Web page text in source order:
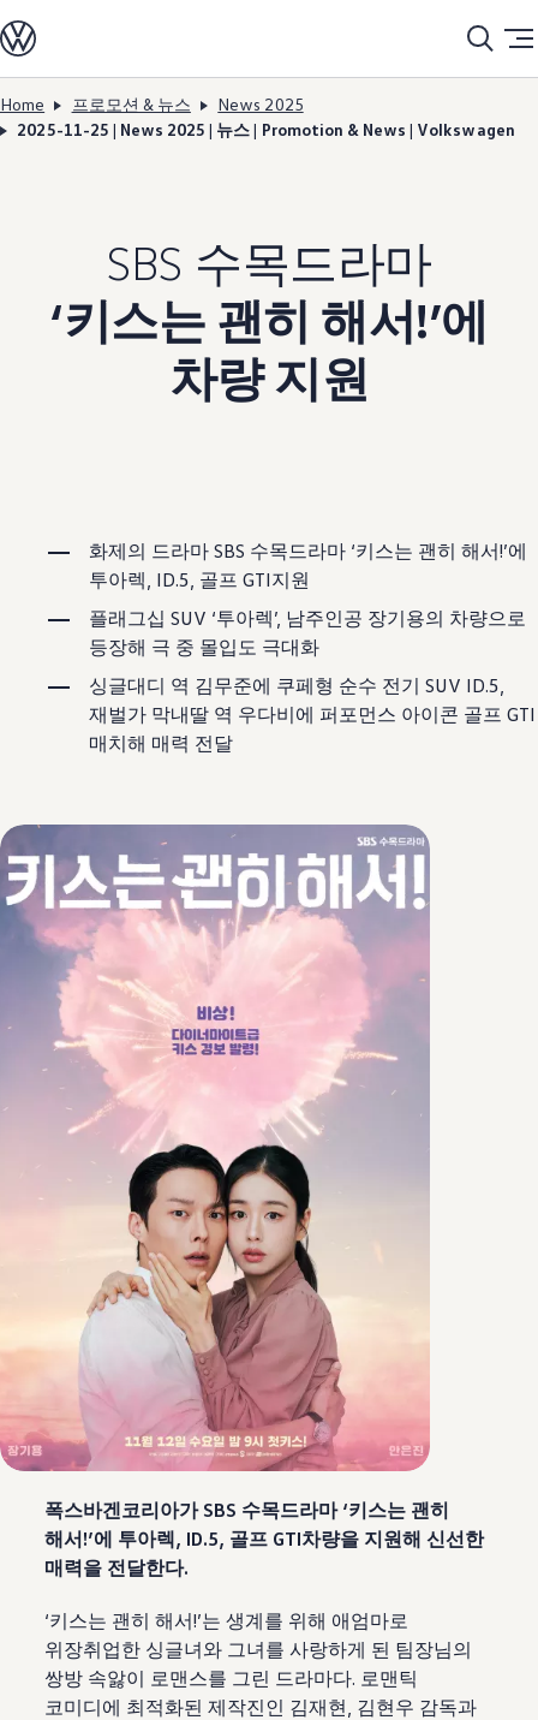
Skip to
main
Skip
to
ID. 모델
충전
ID. Technology & 배터리
폭스바겐의 전기차 전용 플랫폼 (MEB)
ID. Sound
지속 가능성
ID. 라이프 사이클 진단
재활용 공정
테크놀로지
운전자 보조 시스템
안전 및 편의 사양
보증 연장 프로그램
모빌리티 개런티
사고차량 지원 프로그램
자기부담금 지원 프로그램
폭스바겐 순정 부품
내 차 서비스
ID 서비스
내비게이션 업데이트
장거리 운행
이전 모델
도움이 필요하신가요?
고객 지원 센터
사고 고장 가이드
FAQ
프로모션 & 뉴스
뉴스
이달의 프로모션
폭스바겐 인증 중고차
FAQ
Home 프로모션 & 뉴스
News 2025
2025-11-25 | News 2025 | 뉴스 | Promotion & News | Volkswagen
SBS 수목드라마
‘키스는 괜히 해서!’에
차량 지원
화제의 드라마 SBS 수목드라마 ‘키스는 괜히 해서!’에
투아렉, ID.5, 골프 GTI지원
플래그십 SUV ‘투아렉’, 남주인공 장기용의 차량으로
등장해 극 중 몰입도 극대화
싱글대디 역 김무준에 쿠페형 순수 전기 SUV ID.5,
재벌가 막내딸 역 우다비에 퍼포먼스 아이콘 골프 GTI
매치해 매력 전달
폭스바겐코리아가 SBS 수목드라마 ‘키스는 괜히
해서!’에 투아렉, ID.5, 골프 GTI차량을 지원해 신선한
매력을 전달한다.
‘키스는 괜히 해서!’는 생계를 위해 애엄마로
위장취업한 싱글녀와 그녀를 사랑하게 된 팀장님의
쌍방 속앓이 로맨스를 그린 드라마다. 로맨틱
코미디에 최적화된 제작진인 김재현, 김현우 감독과